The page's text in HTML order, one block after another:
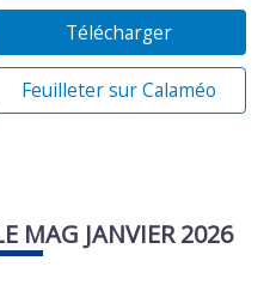
Télécharger
Feuilleter sur Calaméo
MAG JANVIER 2026